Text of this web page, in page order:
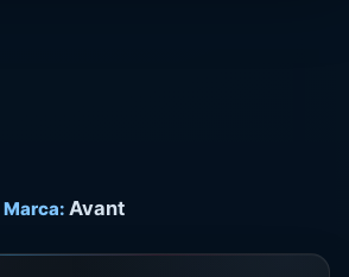
Marca: Avant